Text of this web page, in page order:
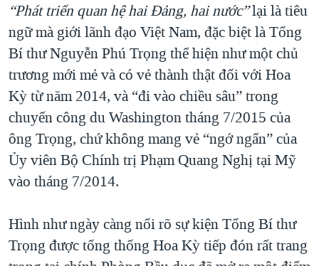
“Phát triển quan hệ hai Đảng, hai nước”lại là tiêu
ngữ mà giới lãnh đạo Việt Nam, đặc biệt là Tổng
Bí thư Nguyễn Phú Trọng thể hiện như một chủ
trương mới mẻ và có vẻ thành thật đối với Hoa
Kỳ từ năm 2014, và “đi vào chiều sâu” trong
chuyến công du Washington tháng 7/2015 của
ông Trọng, chứ không mang vẻ “ngớ ngẩn” của
Ủy viên Bộ Chính trị Phạm Quang Nghị tại Mỹ
vào tháng 7/2014.
Hình như ngày càng nổi rõ sự kiện Tổng Bí thư
Trọng được tổng thống Hoa Kỳ tiếp đón rất trang